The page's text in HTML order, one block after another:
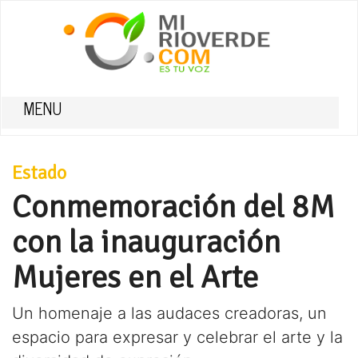
MENU
Estado
Conmemoración del 8M
con la inauguración
Mujeres en el Arte
Un homenaje a las audaces creadoras, un
espacio para expresar y celebrar el arte y la